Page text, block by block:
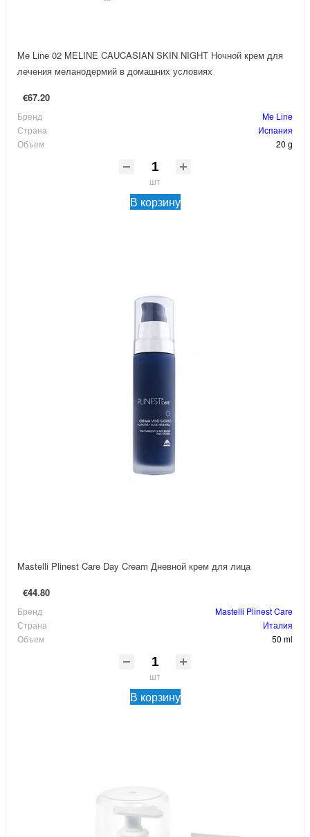
Me Line 02 MELINE CAUCASIAN SKIN NIGHT Ночной крем для
лечения меланодермий в домашних условиях
€67.20
Бренд
Me Line
Страна
Испания
Объем
20 g
шт
В корзину
Mastelli Plinest Care Day Cream Дневной крем для лица
€44.80
Бренд
Mastelli Plinest Care
Страна
Италия
Объем
50 ml
шт
В корзину